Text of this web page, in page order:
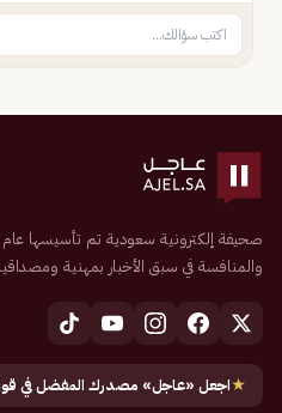
والمنافسة في سبق الأخبار بمهنية
★اجعل «عاجل» مصدرك المفضل في